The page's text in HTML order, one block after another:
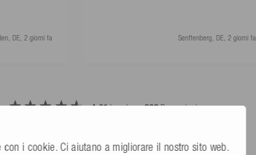
4,91basato su623Recensioni
DE, 2 giorni fa Senftenberg, DE, 2 giorni fa
i cookie. Ci aiutano a migliorare il nostro sito web.